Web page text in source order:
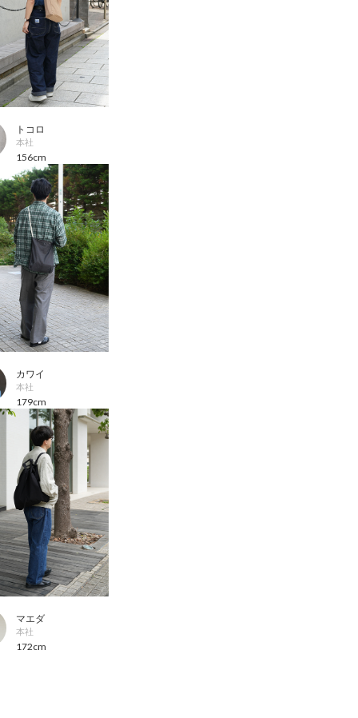
トコロ
本社
156cm
カワイ
本社
179cm
マエダ
本社
172cm